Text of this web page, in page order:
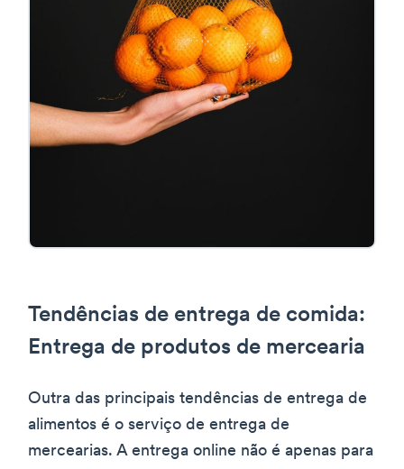
Tendências de entrega de comida:
Entrega de produtos de mercearia
Outra das principais tendências de entrega de
alimentos é o serviço de entrega de
mercearias. A entrega online não é apenas para